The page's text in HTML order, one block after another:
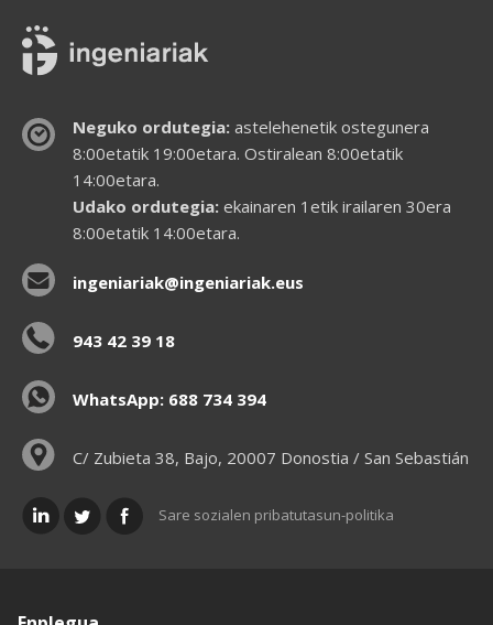
Neguko ordutegia:astelehenetik ostegunera
8:00etatik 19:00etara. Ostiralean 8:00etatik
14:00etara.
Udako ordutegia:ekainaren 1etik irailaren 30era
8:00etatik 14:00etara.
ingeniariak@ingeniariak.eus
943 42 39 18
WhatsApp: 688 734 394
C/ Zubieta 38, Bajo, 20007 Donostia / San Sebastián
Sare sozialen pribatutasun-politika